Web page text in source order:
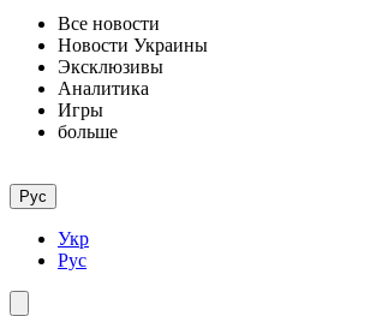
Все новости
Новости Украины
Эксклюзивы
Аналитика
Игры
больше
Рус
Укр
Рус